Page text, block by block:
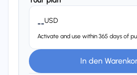
--USD
Activate and use within 365 days of
In den